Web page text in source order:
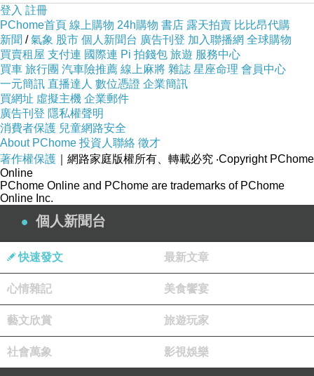
你喜歡畫畫，一畫就是兩小時；
她喜歡看電視，一看就是三小時......
卻是，做喜歡的事不難，每天堅持做喜歡的事，很難。當
一件事從有趣變成不得不做時，喜歡很容易就成了不喜
歡。
「滴答～滴答～」，一顆又一顆的音符、一段又一段的音
階，當重複的曲子一而再再而三的練習、當基本功不夠時
被老師再三的要求，節拍器不停地響，「堅持」成了一道
困難的習題。但這些孩子在日復一日的練習中成了一顆顆
登入 註冊
PChome首頁 線上購物 24h購物 書店 露天拍賣 比比昂代購
新聞 /氣象 股市 個人新聞台 廣告刊登 加入聯播網 全球購物
買賣租屋 支付連 國際連 Pi 拍錢包 旅遊 服務中心
買車 旅行團 汽車險推薦 線上麻將 雜誌 星座命理 會員中心
一元簡訊 直播達人 數位憑證 企業簡訊
買網址 虛擬主機 企業郵件
廣告刊登 隱私權聲明
消費者保護 兒童網路安全
About PChome 投資人聯絡 徵才
著作權保護 ｜網路家庭版權所有、轉載必究 ‧Copyright PChome
Online
PChome Online and PChome are trademarks of PChome
Online Inc.
個人新聞台
快速發文 最新文章
心情雜記 美食饗宴
藝文欣賞 旅遊玩家
社會萬象 影視娛樂